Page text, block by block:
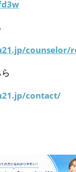
counselor/
contact/